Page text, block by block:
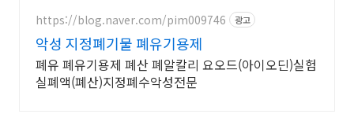
https://blog.naver.com/pim009746 광고
악성 지정폐기물 폐유기용제
폐유 폐유기용제 폐산 폐알칼리 요오드(아이오딘)실험
실폐액(폐산)지정폐수악성전문